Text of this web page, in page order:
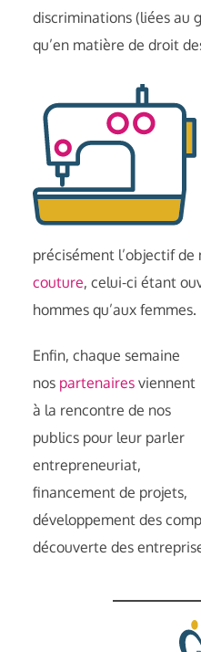
discriminations (liées au
qu’en matière de droit
précisément l’objectif
couture, celui-ci étant
hommes qu’aux femmes.
Enfin, chaque semaine
nos partenairesviennent
à la rencontre de nos
publics pour leur parler
entrepreneuriat,
financement de projets,
développement des
découverte des